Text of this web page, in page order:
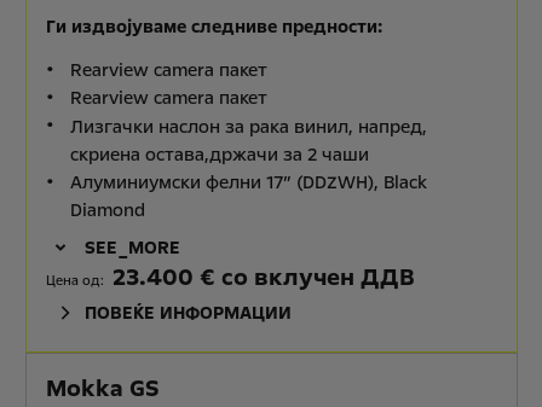
Ги издвојуваме следниве предности:
Rearview camera пакет
Rearview camera пакет
Лизгачки наслон за рака винил, напред,
скриена остава,држачи за 2 чаши
Алуминиумски фелни 17” (DDZWH), Black
Diamond
SEE_MORE
Цена од: 23.400 € со вклучен ДДВ
ПОВЕЌЕ ИНФОРМАЦИИ
Mokka GS